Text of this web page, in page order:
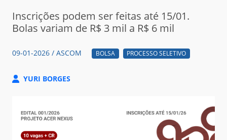
Inscrições podem ser feitas até 15/01.
Bolas variam de R$ 3 mil a R$ 6 mil
09-01-2026 / ASCOM BOLSA PROCESSO SELETIVO
YURI BORGES